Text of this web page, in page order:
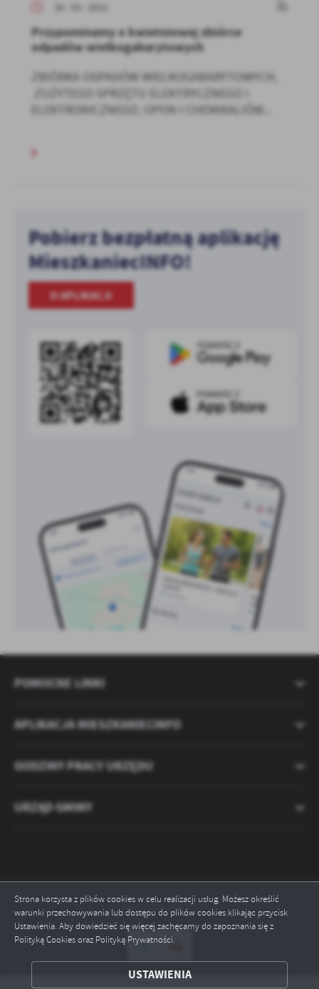
Strona korzysta z plików cookies w celu realizacji usług. Możesz określić
warunki przechowywania lub dostępu do plików cookies klikając przycisk
Ustawienia. Aby dowiedzieć się więcej zachęcamy do zapoznania się z
Polityką Cookies oraz Polityką Prywatności.
USTAWIENIA
ZAPISZ WYBRANE
ODRZUĆ WSZYSTKIE
30 - 03 - 2022
Przypominamy o kwietniowej zbiórce
odpadów wielkogabarytowych
ZBIÓRKA ODPADÓW WIELKOGABARYTOWYCH,
ZUŻYTEGO SPRZĘTU ELEKTRYCZNEGO I
ELEKTRONICZNEGO, OPON I CHEMIKALIÓW...
Pobierz bezpłatną aplikację
MieszkaniecINFO!
O APLIKACJI
POMOCNE LINKI
APLIKACJA MIESZKANIECINFO
GODZINY PRACY URZĘDU
URZĄD GMINY
Odwiedzin: 2121377